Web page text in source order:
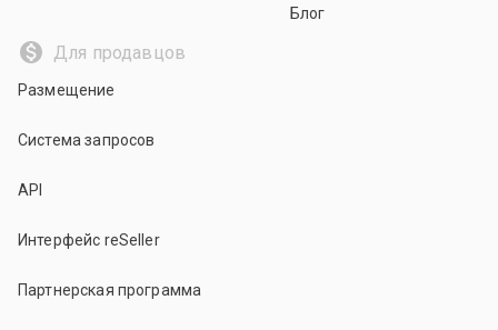
Блог
Для продавцов
Размещение
Система запросов
API
Интерфейс reSeller
Партнерская программа